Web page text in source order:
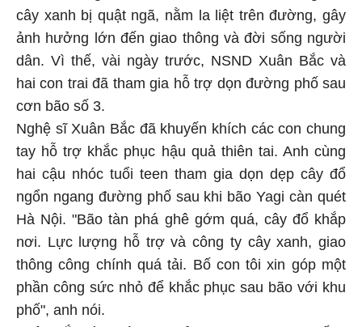
cây xanh bị quật ngã, nằm la liệt trên đường, gây
ảnh hưởng lớn đến giao thông và đời sống người
dân. Vì thế, vài ngày trước, NSND Xuân Bắc và
hai con trai đã tham gia hỗ trợ dọn đường phố sau
cơn bão số 3.
Nghệ sĩ Xuân Bắc đã khuyến khích các con chung
tay hỗ trợ khắc phục hậu quả thiên tai. Anh cùng
hai cậu nhóc tuổi teen tham gia dọn dẹp cây đổ
ngổn ngang đường phố sau khi bão Yagi càn quét
Hà Nội. "Bão tàn phá ghê gớm quá, cây đổ khắp
nơi. Lực lượng hỗ trợ và công ty cây xanh, giao
thông công chính quá tải. Bố con tôi xin góp một
phần công sức nhỏ để khắc phục sau bão với khu
phố", anh nói.